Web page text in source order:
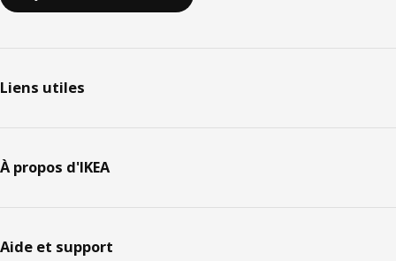
Liens utiles
À propos d'IKEA
Aide et support